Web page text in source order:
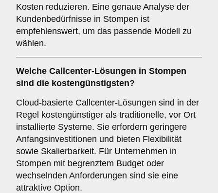
Kosten reduzieren. Eine genaue Analyse der
Kundenbedürfnisse in Stompen ist
empfehlenswert, um das passende Modell zu
wählen.
Welche Callcenter-Lösungen in Stompen
sind die kostengünstigsten?
Cloud-basierte Callcenter-Lösungen sind in der
Regel kostengünstiger als traditionelle, vor Ort
installierte Systeme. Sie erfordern geringere
Anfangsinvestitionen und bieten Flexibilität
sowie Skalierbarkeit. Für Unternehmen in
Stompen mit begrenztem Budget oder
wechselnden Anforderungen sind sie eine
attraktive Option.